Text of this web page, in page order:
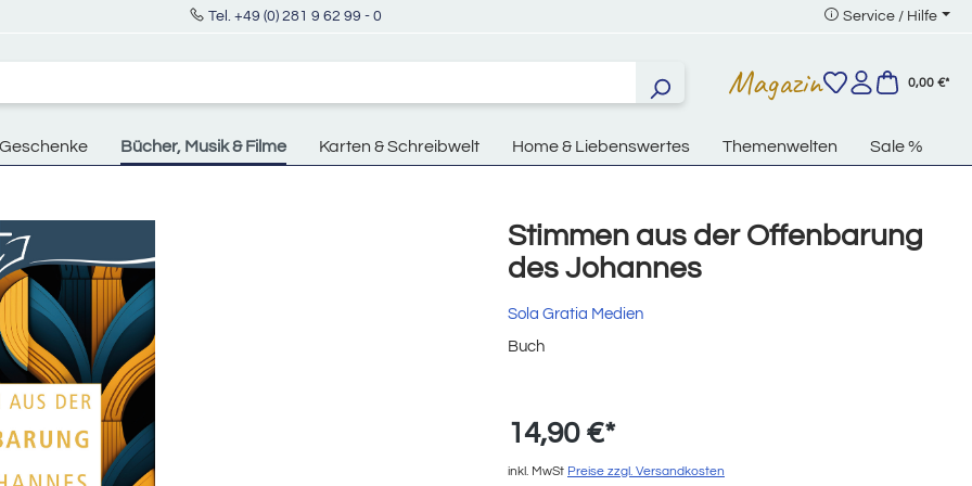
Tel. +49 (0) 281 9 62 99 - 0 Service / Hilfe
Magazin 0,00 €*
Geschenke Bücher, Musik & Filme Karten & Schreibwelt Home & Liebenswertes Themenwelten Sale %
Stimmen aus der Offenbarung
des Johannes
Sola Gratia Medien
Buch
14,90 €*
inkl. MwSt Preise zzgl. Versandkosten